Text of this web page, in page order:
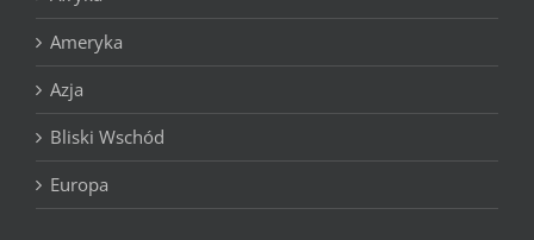
Ameryka
Azja
Bliski Wschód
Europa